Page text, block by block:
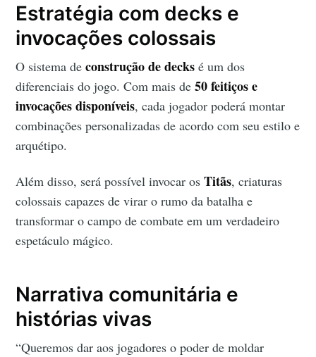
Estratégia com decks e
invocações colossais
O sistema deconstrução de decks é um dos
diferenciais do jogo. Com mais de50 feitiços e
invocações disponíveis, cada jogador poderá montar
combinações personalizadas de acordo com seu estilo e
arquétipo.
Além disso, será possível invocar osTitãs, criaturas
colossais capazes de virar o rumo da batalha e
transformar o campo de combate em um verdadeiro
espetáculo mágico.
Narrativa comunitária e
histórias vivas
“Queremos dar aos jogadores o poder de moldar